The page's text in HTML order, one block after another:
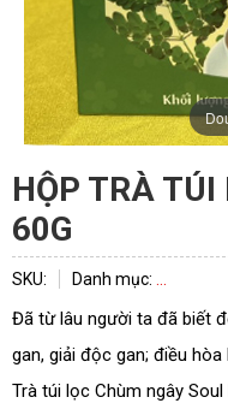
HỘP TRÀ TÚI
60G
SKU: Danh mục:
Đã từ lâu người ta đã biết
gan, giải độc gan; điều
Trà túi lọc Chùm ngây